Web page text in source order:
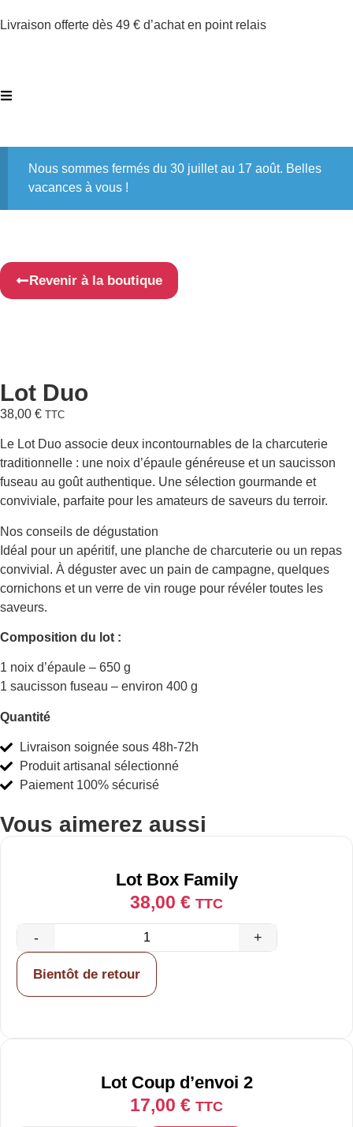
Livraison offerte dès 49 € d’achat en point relais
Nous sommes fermés du 30 juillet au 17 août. Belles
vacances à vous !
Revenir à la boutique
Lot Duo
38,00 € TTC
Le Lot Duo associe deux incontournables de la charcuterie
traditionnelle : une noix d’épaule généreuse et un saucisson
fuseau au goût authentique. Une sélection gourmande et
conviviale, parfaite pour les amateurs de saveurs du terroir.
Nos conseils de dégustation
Idéal pour un apéritif, une planche de charcuterie ou un repas
convivial. À déguster avec un pain de campagne, quelques
cornichons et un verre de vin rouge pour révéler toutes les
saveurs.
Composition du lot :
1 noix d’épaule – 650 g
1 saucisson fuseau – environ 400 g
Quantité
Livraison soignée sous 48h-72h
Produit artisanal sélectionné
Paiement 100% sécurisé
Vous aimerez aussi
Lot Box Family
38,00 € TTC
- +
Bientôt de retour
Lot Coup d’envoi 2
17,00 € TTC